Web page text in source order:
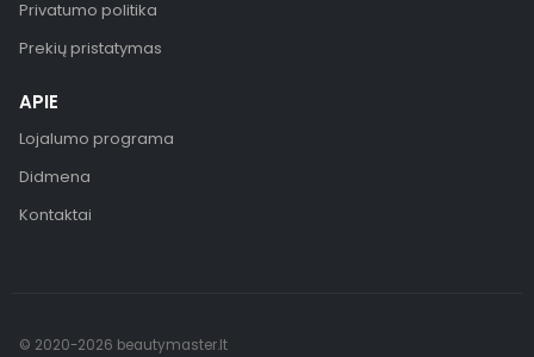
Privatumo politika
Prekių pristatymas
APIE
Lojalumo programa
Didmena
Kontaktai
© 2020-2026 beautymaster.lt